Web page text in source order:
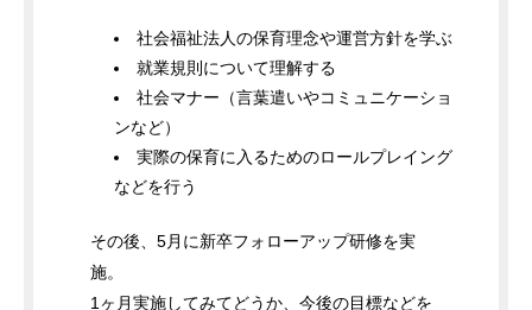
社会福祉法人の保育理念や運営方針を学ぶ
就業規則について理解する
社会マナー（言葉遣いやコミュニケーショ
ンなど）
実際の保育に入るためのロールプレイング
などを行う
その後、5月に新卒フォローアップ研修を実
施。
1ヶ月実施してみてどうか、今後の目標などを